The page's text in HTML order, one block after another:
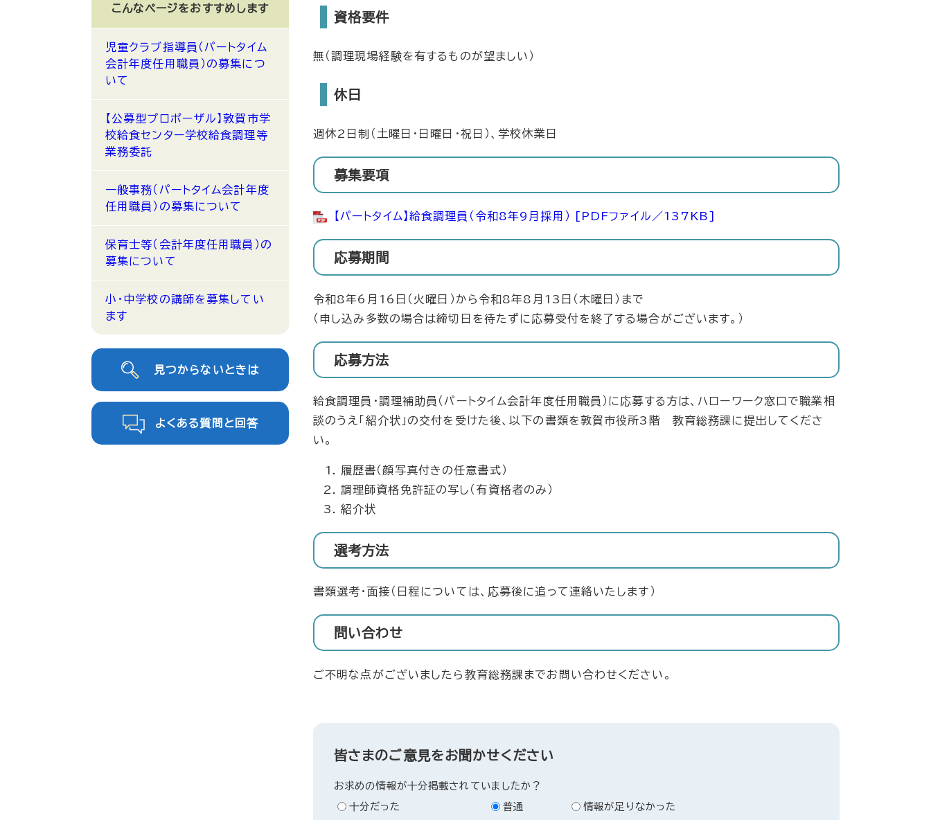
資格要件
無（調理現場経験を有するものが望ましい）
休日
週休2日制（土曜日・日曜日・祝日）、学校休業日
募集要項
【パートタイム】給食調理員（令和8年9月採用） [PDFファイル／137KB]
応募期間
令和8年6月16日（火曜日）から令和8年8月13日（木曜日）まで
（申し込み多数の場合は締切日を待たずに応募受付を終了する場合がございます。）
応募方法
給食調理員・調理補助員（パートタイム会計年度任用職員）に応募する方は、ハローワーク窓口で職業相
談のうえ「紹介状」の交付を受けた後、以下の書類を敦賀市役所3階 教育総務課に提出してくださ
い。
履歴書（顔写真付きの任意書式）
調理師資格免許証の写し（有資格者のみ）
紹介状
選考方法
書類選考・面接（日程については、応募後に追って連絡いたします）
問い合わせ
ご不明な点がございましたら教育総務課までお問い合わせください。
皆さまのご意見をお聞かせください
お求めの情報が十分掲載されていましたか？
十分だった
普通 情報が足りなかった
こんなページをおすすめします
児童クラブ指導員（パートタイム
会計年度任用職員）の募集につ
いて
【公募型プロポーザル】敦賀市学
校給食センター学校給食調理等
業務委託
一般事務（パートタイム会計年度
任用職員）の募集について
保育士等（会計年度任用職員）の
募集について
小・中学校の講師を募集してい
ます
見つからないときは
よくある質問と回答